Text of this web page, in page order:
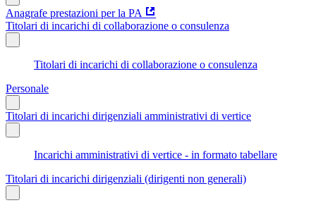
Anagrafe prestazioni per la PA
Titolari di incarichi di collaborazione o consulenza
Titolari di incarichi di collaborazione o consulenza
Personale
Titolari di incarichi dirigenziali amministrativi di vertice
Incarichi amministrativi di vertice - in formato tabellare
Titolari di incarichi dirigenziali (dirigenti non generali)